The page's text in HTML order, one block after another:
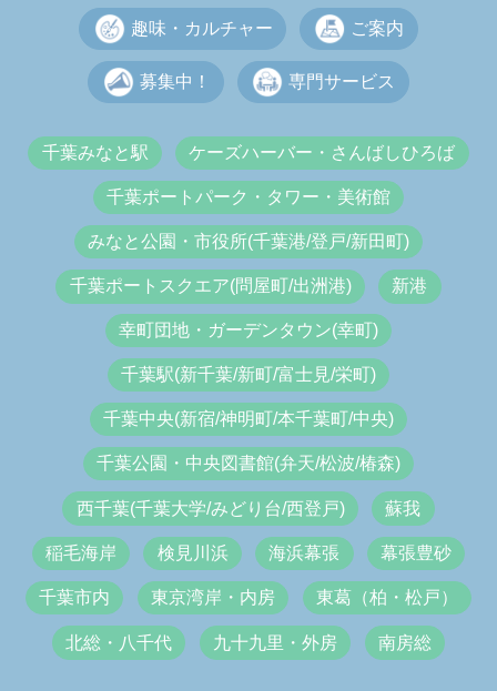
趣味・カルチャー ご案内
募集中！ 専門サービス
千葉みなと駅 ケーズハーバー・さんばしひろば
千葉ポートパーク・タワー・美術館
みなと公園・市役所(千葉港/登戸/新田町)
千葉ポートスクエア(問屋町/出洲港) 新港
幸町団地・ガーデンタウン(幸町)
千葉駅(新千葉/新町/富士見/栄町)
千葉中央(新宿/神明町/本千葉町/中央)
千葉公園・中央図書館(弁天/松波/椿森)
西千葉(千葉大学/みどり台/西登戸) 蘇我
稲毛海岸 検見川浜 海浜幕張 幕張豊砂
千葉市内 東京湾岸・内房 東葛（柏・松戸）
北総・八千代 九十九里・外房 南房総